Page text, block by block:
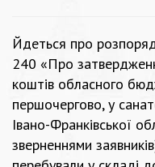
Йдеться про
240 «Про
коштів обласного
першочергово, у
Івано-Франківської
зверненнями